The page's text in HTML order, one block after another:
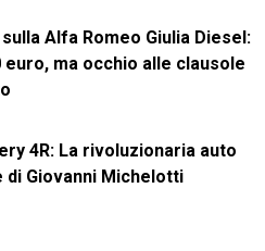
Alfa Romeo Giulia Diesel:
euro, ma occhio alle clausole
4R: La rivoluzionaria auto
di Giovanni Michelotti